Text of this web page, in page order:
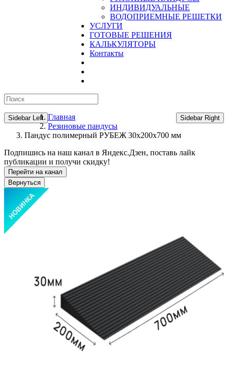
ИНДИВИДУАЛЬНЫЕ
ВОДОПРИЕМНЫЕ РЕШЕТКИ
УСЛУГИ
ГОТОВЫЕ РЕШЕНИЯ
КАЛЬКУЛЯТОРЫ
Контакты
Sidebar Left Sidebar Right
Главная
Резиновые пандусы
Пандус полимерный РУБЕЖ 30х200х700 мм
Подпишись на наш канал в Яндекс.Дзен, поставь лайк
публикации и получи скидку!